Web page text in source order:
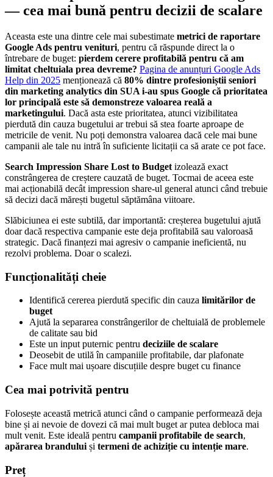
— cea mai bună pentru decizii de scalare
Aceasta este una dintre cele mai subestimate metrici de raportare
Google Ads pentru venituri, pentru că răspunde direct la o
întrebare de buget: pierdem cerere profitabilă pentru că am
limitat cheltuiala prea devreme? Pagina de anunțuri Google Ads
Help din 2025 menționează că 80% dintre profesioniștii seniori
din marketing analytics din SUA i-au spus Google că prioritatea
lor principală este să demonstreze valoarea reală a
marketingului. Dacă asta este prioritatea, atunci vizibilitatea
pierdută din cauza bugetului ar trebui să stea foarte aproape de
metricile de venit. Nu poți demonstra valoarea dacă cele mai bune
campanii ale tale nu intră în suficiente licitații ca să arate ce pot face.
Search Impression Share Lost to Budget izolează exact
constrângerea de creștere cauzată de buget. Tocmai de aceea este
mai acționabilă decât impression share-ul general atunci când trebuie
să decizi dacă mărești bugetul săptămâna viitoare.
Slăbiciunea ei este subtilă, dar importantă: creșterea bugetului ajută
doar dacă respectiva campanie este deja profitabilă sau valoroasă
strategic. Dacă finanțezi mai agresiv o campanie ineficientă, nu
rezolvi problema. Doar o scalezi.
Funcționalități cheie
Identifică cererea pierdută specific din cauza limitărilor de
buget
Ajută la separarea constrângerilor de cheltuială de problemele
de calitate sau bid
Este un input puternic pentru deciziile de scalare
Deosebit de utilă în campaniile profitabile, dar plafonate
Face mult mai ușoare discuțiile despre buget cu finance
Cea mai potrivită pentru
Folosește această metrică atunci când o campanie performează deja
bine și ai nevoie de dovezi că mai mult buget ar putea debloca mai
mult venit. Este ideală pentru campanii profitabile de search,
apărarea brandului și termeni de achiziție cu intenție mare.
Preț